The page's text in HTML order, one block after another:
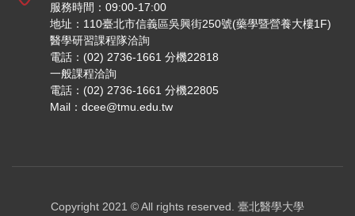
服務時間：09:00-17:00
地址：110臺北市信義區吳興街250號(藥學暨營養大樓1F)
醫學研習課程隊洽詢
電話：(02) 2736-1661 分機22818
一般課程洽詢
電話：(02) 2736-1661 分機22805
Mail：dcee@tmu.edu.tw
Copyright 2021 © All rights reserved. 臺北醫學大學